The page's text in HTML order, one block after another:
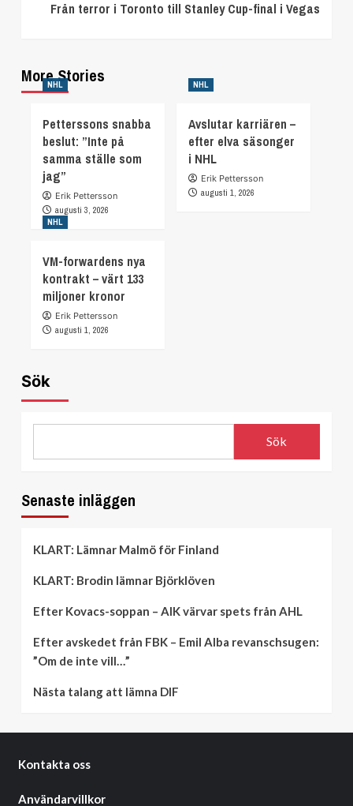
Från terror i Toronto till Stanley Cup-final i Vegas
More Stories
NHL
Petterssons snabba
beslut: ”Inte på
samma ställe som
jag”
Erik Pettersson
augusti 3, 2026
NHL
Avslutar karriären –
efter elva säsonger
i NHL
Erik Pettersson
augusti 1, 2026
NHL
VM-forwardens nya
kontrakt – värt 133
miljoner kronor
Erik Pettersson
augusti 1, 2026
Sök
Sök
Senaste inläggen
KLART: Lämnar Malmö för Finland
KLART: Brodin lämnar Björklöven
Efter Kovacs-soppan – AIK värvar spets från AHL
Efter avskedet från FBK – Emil Alba revanschsugen:
”Om de inte vill…”
Nästa talang att lämna DIF
Kontakta oss
Användarvillkor